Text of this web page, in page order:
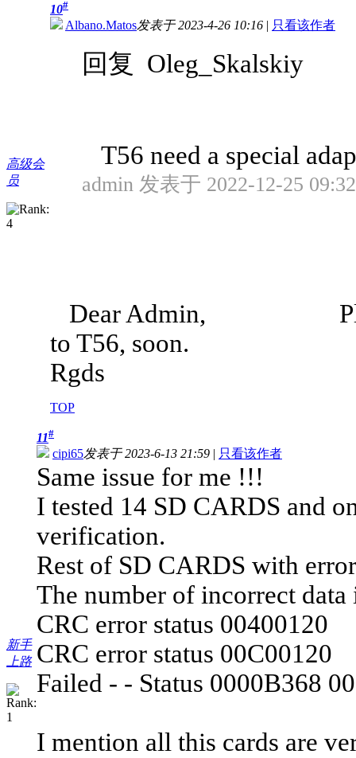
高级会
员
10#
Albano.Matos发表于 2023-4-26 10:16 | 只看该作者
回复 Oleg_Skalskiy
T56 need a special
admin 发表于 2022-12-25 09:32
Dear Admin, Please,
to T56, soon.
Rgds
TOP
新手
上路
11#
cipi65发表于 2023-6-13 21:59 | 只看该作者
Same issue for me !!!
I tested 14 SD CARDS and
verification.
Rest of SD CARDS with
The number of incorrect data
CRC error status 00400120
CRC error status 00C00120
Failed - - Status 0000B368
I mention all this cards are